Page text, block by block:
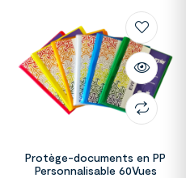
Protège-documents en PP
Personnalisable 60Vues